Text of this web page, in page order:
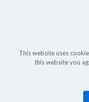
This website uses
this website you